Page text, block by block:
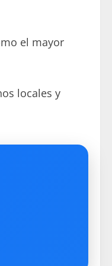
el mayor
locales y